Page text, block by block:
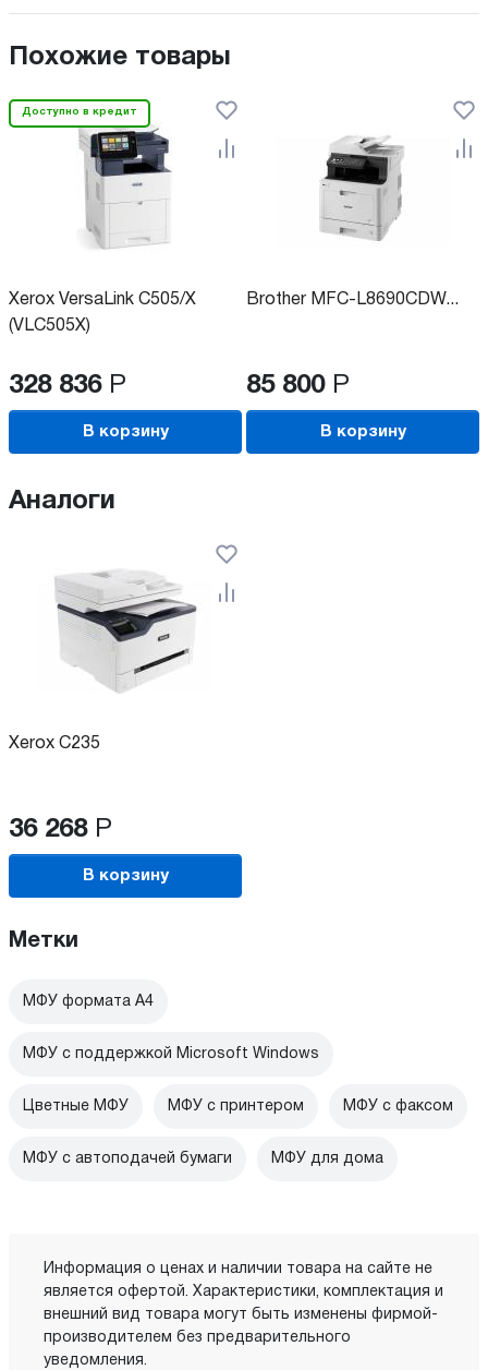
Похожие товары
Доступно в кредит
Xerox VersaLink C505/X
(VLC505X)
328 836 Р
В корзину
Brother MFC-L8690CDW...
85 800 Р
В корзину
Аналоги
Xerox C235
36 268 Р
В корзину
Метки
МФУ формата А4
МФУ с поддержкой Microsoft Windows
Цветные МФУ МФУ с принтером МФУ с факсом
МФУ с автоподачей бумаги МФУ для дома
Информация о ценах и наличии товара на сайте не
является офертой. Характеристики, комплектация и
внешний вид товара могут быть изменены фирмой-
производителем без предварительного
уведомления.